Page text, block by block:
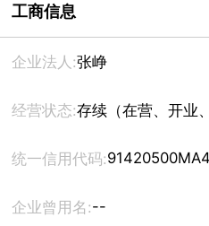
工商信息
企业法人:张峥
经营状态:存续（在营、开业
统一信用代码:
企业曾用名:--